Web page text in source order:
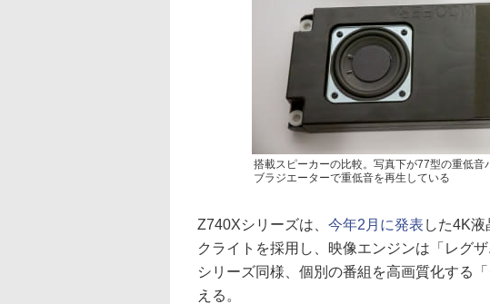
搭載スピーカーの比較。写真下が77型の重低
ブラジエーターで重低音を再生している
Z740Xシリーズは、 今年2月に発表 した4K
クライトを採用し、映像エンジンは「レグ
シリーズ同様、個別の番組を高画質化する
える。